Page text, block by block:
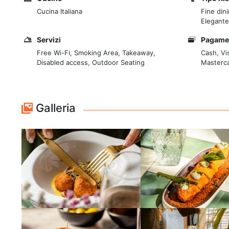
romane, rivisitate con un tocco di creatività. Il
alta qualità. Tra le proposte culinarie spiccano
croccante e lo Spaghettone cacio e pepe con
Cucina Italiana
Fine
Elegante
Servizi
Free Wi-Fi, Smoking Area, Takeaway,
Disabled access, Outdoor Seating
Cash,
Galleria